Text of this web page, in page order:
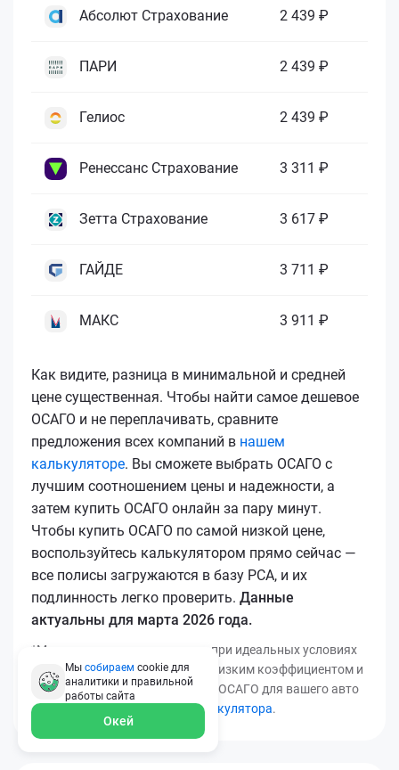
Абсолют Страхование 2 439 ₽
ПАРИ 2 439 ₽
Гелиос 2 439 ₽
Ренессанс Страхование 3 311 ₽
Зетта Страхование 3 617 ₽
ГАЙДЕ 3 711 ₽
МАКС 3 911 ₽
Как видите, разница в минимальной и средней
цене существенная. Чтобы найти самое дешевое
ОСАГО и не переплачивать, сравните
предложения всех компаний в нашем
калькуляторе. Вы сможете выбрать ОСАГО с
лучшим соотношением цены и надежности, а
затем купить ОСАГО онлайн за пару минут.
Чтобы купить ОСАГО по самой низкой цене,
воспользуйтесь калькулятором прямо сейчас —
все полисы загружаются в базу РСА, и их
подлинность легко проверить. Данные
актуальны для марта 2026 года.
*Минимальная цена получена при идеальных условиях
(безаварийный стаж, регион с низким коэффициентом и
т.д.). Узнать точную стоимость ОСАГО для вашего авто
можно с помощью
нашего калькулятора.
Мы собираем cookie для
аналитики и правильной
работы сайта
Окей